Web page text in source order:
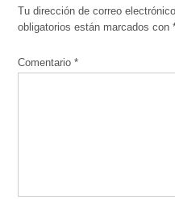
Tu dirección de correo
obligatorios están marcados con
Comentario*